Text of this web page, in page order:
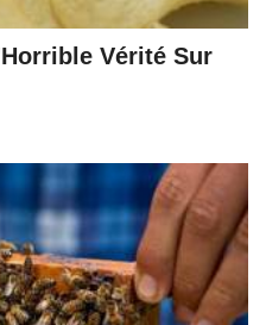
Vérité Sur